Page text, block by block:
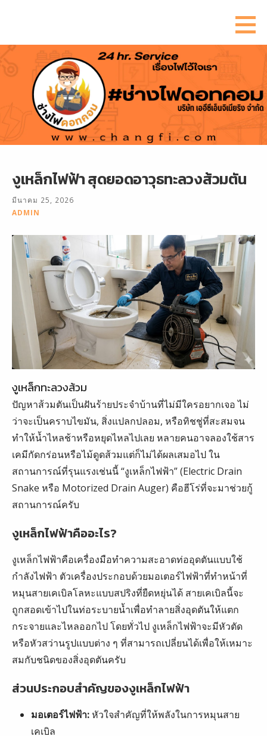
ยัง
เนื้อหา
งูเหล็กไฟฟ้า สุดยอดอาวุธทะลวงส้วมตัน
มีนาคม 25, 2026
ADMIN
งูเหล็กทะลวงส้วม
ปัญหาส้วมตันเป็นฝันร้ายประจำบ้านที่ไม่มีใครอยากเจอ ไม่
ว่าจะเป็นคราบไขมัน, สิ่งแปลกปลอม, หรือทิชชู่ที่สะสมจน
ทำให้น้ำไหลช้าหรือหยุดไหลไปเลย หลายคนอาจลองใช้สาร
เคมีกัดกร่อนหรือไม้ดูดส้วมแต่ก็ไม่ได้ผลเสมอไป ใน
สถานการณ์ที่รุนแรงเช่นนี้ “งูเหล็กไฟฟ้า” (Electric Drain
Snake หรือ Motorized Drain Auger) คือฮีโร่ที่จะมาช่วยกู้
สถานการณ์ครับ
งูเหล็กไฟฟ้าคืออะไร?
งูเหล็กไฟฟ้าคือเครื่องมือทำความสะอาดท่ออุดตันแบบใช้
กำลังไฟฟ้า ตัวเครื่องประกอบด้วยมอเตอร์ไฟฟ้าที่ทำหน้าที่
หมุนสายเคเบิลโลหะแบบสปริงที่ยืดหยุ่นได้ สายเคเบิลนี้จะ
ถูกสอดเข้าไปในท่อระบายน้ำเพื่อทำลายสิ่งอุดตันให้แตก
กระจายและไหลออกไป โดยทั่วไป งูเหล็กไฟฟ้าจะมีหัวตัด
หรือหัวสว่านรูปแบบต่าง ๆ ที่สามารถเปลี่ยนได้เพื่อให้เหมาะ
สมกับชนิดของสิ่งอุดตันครับ
ส่วนประกอบสำคัญของงูเหล็กไฟฟ้า
มอเตอร์ไฟฟ้า:หัวใจสำคัญที่ให้พลังในการหมุนสาย
เคเบิล